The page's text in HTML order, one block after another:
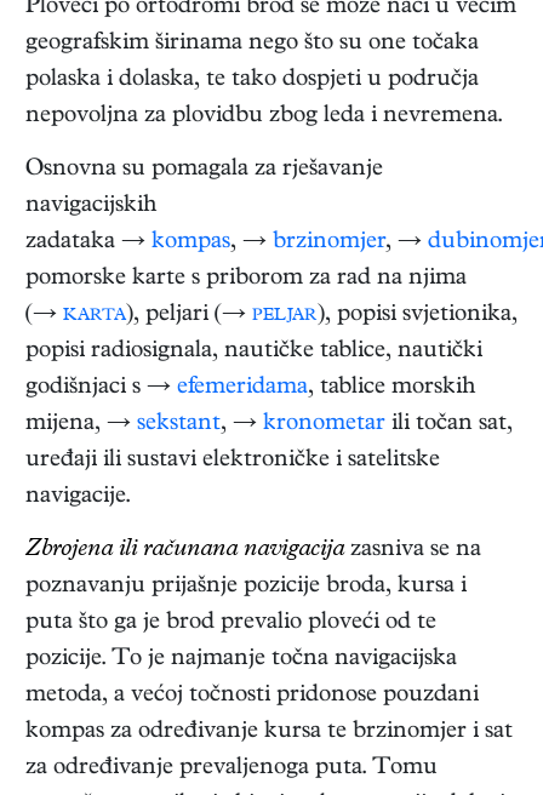
Ploveći po ortodromi brod se može naći u većim
geografskim širinama nego što su one točaka
polaska i dolaska, te tako dospjeti u područja
nepovoljna za plovidbu zbog leda i nevremena.
Osnovna su pomagala za rješavanje
navigacijskih
zadataka → kompas, → brzinomjer, →
pomorske karte s priborom za rad na njima
(→ karta), peljari (→ peljar), popisi svjetionika,
popisi radiosignala, nautičke tablice, nautički
godišnjaci s → efemeridama, tablice morskih
mijena, → sekstant, → kronometar ili točan sat,
uređaji ili sustavi elektroničke i satelitske
navigacije.
Zbrojena ili računana navigacijazasniva se na
poznavanju prijašnje pozicije broda, kursa i
puta što ga je brod prevalio ploveći od te
pozicije. To je najmanje točna navigacijska
metoda, a većoj točnosti pridonose pouzdani
kompas za određivanje kursa te brzinomjer i sat
za određivanje prevaljenoga puta. Tomu